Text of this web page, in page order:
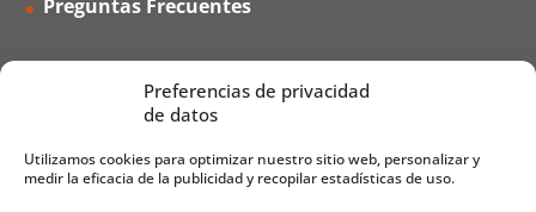
Preferencias de privacidad
de datos
Utilizamos cookies para optimizar nuestro sitio web, personalizar y
medir la eficacia de la publicidad y recopilar estadísticas de uso.
Preguntas Frecuentes